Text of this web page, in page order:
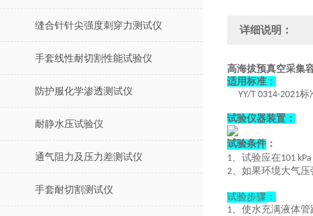
缝合针针尖强度刺穿力测试仪
手套线性耐切割性能试验仪
防护服化学渗透测试仪
耐静水压试验仪
通气阻力及压力差测试仪
手套耐切割测试仪
详细说明：
高海拔预真空采集
适用标准：
YY/T 0314-2021标
试验仪器装置：
试验条件 ：
1、 试验应在101 kPa
2、 如果环境大气压
试验步骤 ：
1、 使水充满液体管